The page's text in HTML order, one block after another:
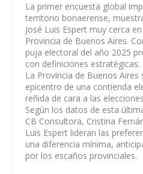
La primer encuesta global
territorio bonaerense,
José Luis Espert muy cerca
Provincia de Buenos Aires.
puja electoral del año 2025
con definiciones estratégicas.
La Provincia de Buenos
epicentro de una contienda
reñida de cara a las
Según los datos de esta
CB Consultora, Cristina
Luis Espert lideran las
una diferencia mínima,
por los escaños provinciales.